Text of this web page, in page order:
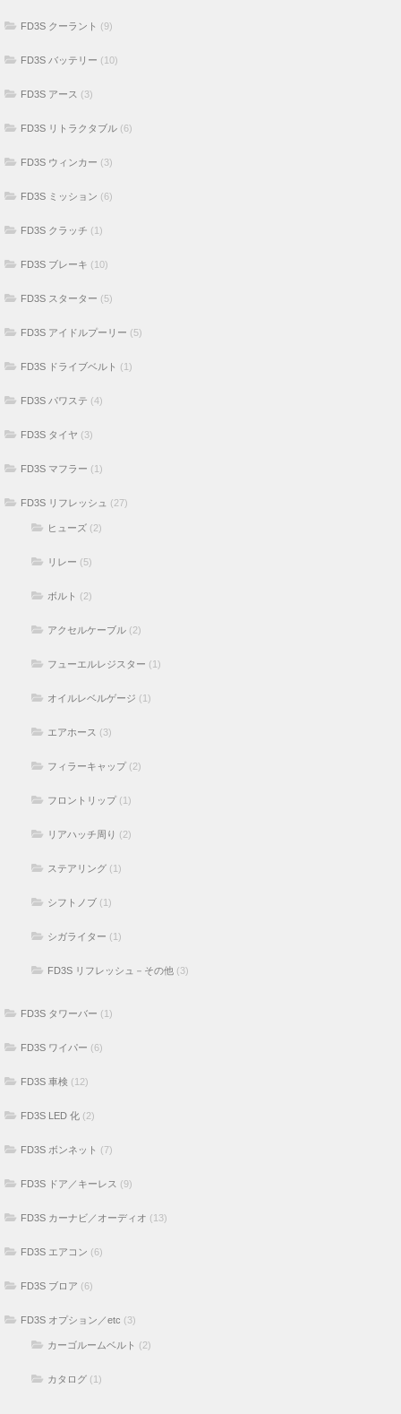
FD3S クーラント (9)
FD3S バッテリー (10)
FD3S アース (3)
FD3S リトラクタブル (6)
FD3S ウィンカー (3)
FD3S ミッション (6)
FD3S クラッチ (1)
FD3S ブレーキ (10)
FD3S スターター (5)
FD3S アイドルプーリー (5)
FD3S ドライブベルト (1)
FD3S パワステ (4)
FD3S タイヤ (3)
FD3S マフラー (1)
FD3S リフレッシュ (27)
ヒューズ (2)
リレー (5)
ボルト (2)
アクセルケーブル (2)
フューエルレジスター (1)
オイルレベルゲージ (1)
エアホース (3)
フィラーキャップ (2)
フロントリップ (1)
リアハッチ周り (2)
ステアリング (1)
シフトノブ (1)
シガライター (1)
FD3S リフレッシュ－その他 (3)
FD3S タワーバー (1)
FD3S ワイパー (6)
FD3S 車検 (12)
FD3S LED 化 (2)
FD3S ボンネット (7)
FD3S ドア／キーレス (9)
FD3S カーナビ／オーディオ (13)
FD3S エアコン (6)
FD3S ブロア (6)
FD3S オプション／etc (3)
カーゴルームベルト (2)
カタログ (1)